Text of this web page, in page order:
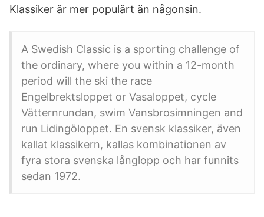
Klassiker är mer populärt än någonsin.
A Swedish Classic is a sporting challenge of
the ordinary, where you within a 12-month
period will the ski the race
Engelbrektsloppet or Vasaloppet, cycle
Vätternrundan, swim Vansbrosimningen and
run Lidingöloppet. En svensk klassiker, även
kallat klassikern, kallas kombinationen av
fyra stora svenska långlopp och har funnits
sedan 1972.